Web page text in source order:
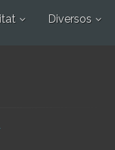
Diversos